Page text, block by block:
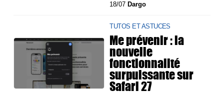
18/07 Dargo
TUTOS ET ASTUCES
Me prévenir : la
nouvelle
fonctionnalité
surpuissante sur
Safari 27